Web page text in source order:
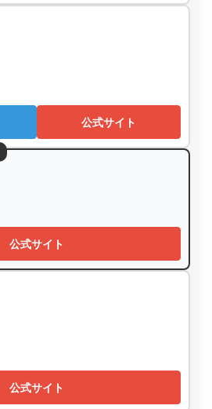
公式サイト
公式サイト
公式サイト